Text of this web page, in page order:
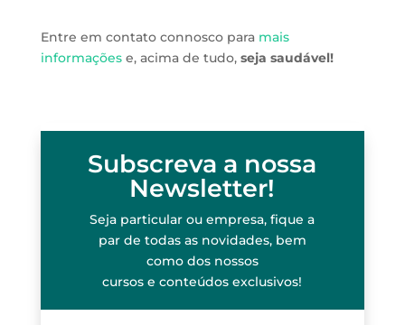
Entre em contato connosco para mais
informaçõese, acima de tudo, seja saudável!
Subscreva a nossa
Newsletter!
Seja particular ou empresa, fique a
par de todas as novidades, bem
como dos nossos
cursos e conteúdos exclusivos!